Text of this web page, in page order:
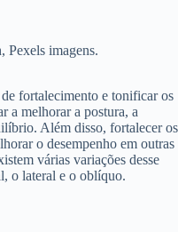
Pexels imagens.
fortalecimento e tonificar os
a melhorar a postura, a
Além disso, fortalecer os
o desempenho em outras
várias variações desse
o lateral e o oblíquo.